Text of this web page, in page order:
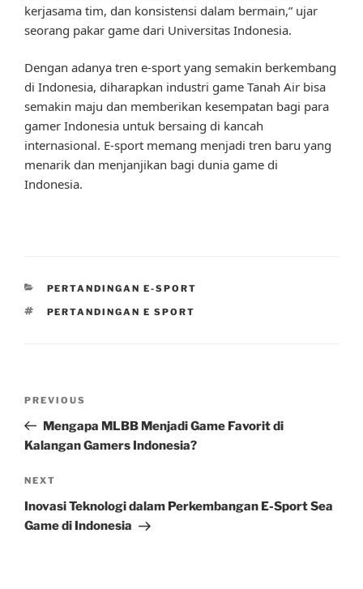
kerjasama tim, dan konsistensi dalam bermain,” ujar
seorang pakar game dari Universitas Indonesia.
Dengan adanya tren e-sport yang semakin berkembang
di Indonesia, diharapkan industri game Tanah Air bisa
semakin maju dan memberikan kesempatan bagi para
gamer Indonesia untuk bersaing di kancah
internasional. E-sport memang menjadi tren baru yang
menarik dan menjanjikan bagi dunia game di
Indonesia.
CATEGORIES
PERTANDINGAN E-SPORT
TAGS
PERTANDINGAN E SPORT
Previous
Post
PREVIOUS
Mengapa MLBB Menjadi Game Favorit di
Kalangan Gamers Indonesia?
Next
Post
NEXT
Inovasi Teknologi dalam Perkembangan E-Sport Sea
Game di Indonesia